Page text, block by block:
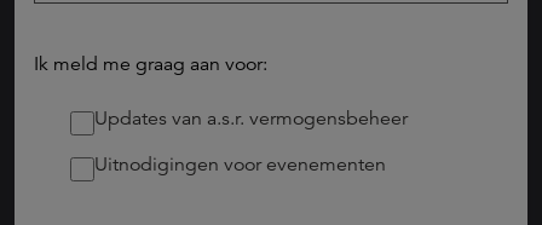
Ik meld me graag aan voor:
Updates van a.s.r. vermogensbeheer
Uitnodigingen voor evenementen